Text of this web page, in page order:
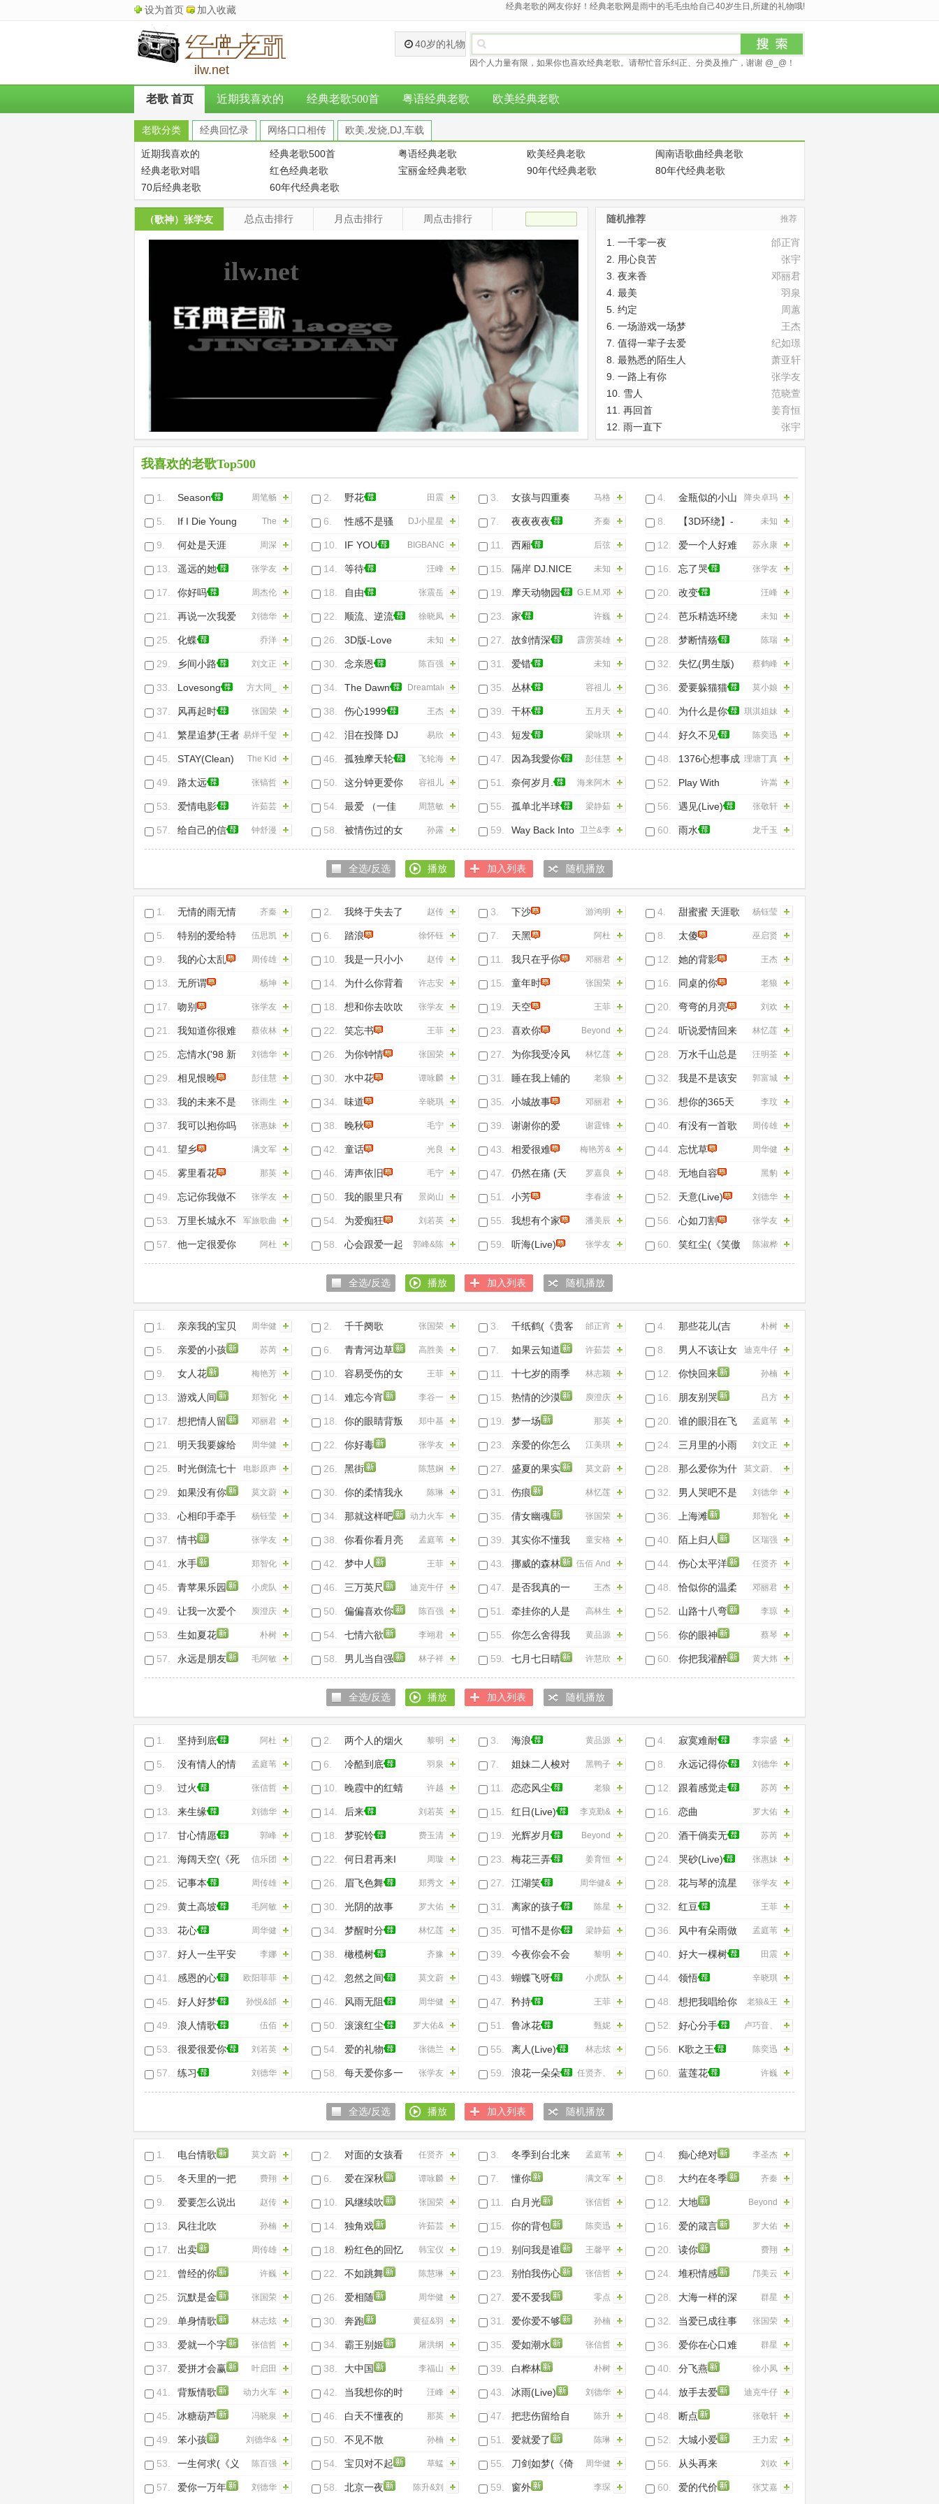
设为首页 加入收藏 经典老歌的网友你好！经典老歌网是雨中的毛毛虫给自己40岁生日,所建的礼物哦!
ilw.net
40岁的礼物
因个人力量有限，如果你也喜欢经典老歌。请帮忙音乐纠正、分类及推广，谢谢 @_@！
老歌 首页 近期我喜欢的 经典老歌500首 粤语经典老歌 欧美经典老歌
老歌分类 经典回忆录 网络口口相传 欧美,发烧,DJ,车载
近期我喜欢的 经典老歌500首 粤语经典老歌 欧美经典老歌
闽南语歌曲经典老歌
经典老歌对唱
红色经典老歌 宝丽金经典老歌 90年代经典老歌
80年代经典老歌
70后经典老歌
60年代经典老歌
（歌神）张学友 总点击排行 月点击排行 周点击排行
ilw.net
推荐
随机推荐
1. 一千零一夜
邰正宵
2.
用心良苦
张宇
3. 夜来香
邓丽君
4. 最美
羽泉
5. 约定
周蕙
6. 一场游戏一场梦
王杰
7. 值得一辈子去爱
纪如璟
8. 最熟悉的陌生人
萧亚轩
9. 一路上有你
张学友
10. 雪人
范晓萱
11.
再回首
姜育恒
12. 雨一直下
张宇
15. 最爱的人伤我最深 张雨生
我喜欢的老歌Top500
1. Season 周笔畅 2. 野花 田震 3. 女孩与四重奏 马格 4. 金瓶似的小山 降央卓玛
5. If I Die Young
The
Band
6.
性感不是骚
(劲爆版)
DJ小星星 7. 夜夜夜夜 齐秦 8.
【3D环绕】-
Gun Metal
未知
9.
何处是天涯
(纯音乐)
周深 10. IF YOU BIGBANG 11. 西厢 后弦 12. 爱一个人好难 苏永康
13. 遥远的她 张学友 14. 等待 汪峰 15.
隔岸 DJ.NICE
团队出品
未知 16. 忘了哭 张学友
17. 你好吗 周杰伦 18. 自由 张震岳 19. 摩天动物园
G.E.M.邓
紫棋
20. 改变 汪峰
21.
再说一次我爱
你
刘德华 22. 顺流、逆流 徐晓凤 23. 家 许巍 24.
芭乐精选环绕
音效嗨曲 (25)
未知
25. 化蝶 乔洋 26.
3D版-Love
Me Like You
未知 27. 故剑情深 霹雳英雄 28. 梦断情殇 陈瑞
29. 乡间小路 刘文正 30. 念亲恩 陈百强 31. 爱错 未知 32. 失忆(男生版) 蔡鹤峰
33. Lovesong
方大同_
张敬轩
34. The Dawn Dreamtale 35. 丛林 容祖儿 36. 爱要躲猫猫 莫小娘
37. 风再起时 张国荣 38. 伤心1999 王杰 39. 干杯 五月天 40. 为什么是你 琪淇姐妹
41.
繁星追梦(王者
荣耀梦想主题
易烊千玺 42.
泪在投降 DJ
版
易欣 43. 短发 梁咏琪 44. 好久不见 陈奕迅
45. STAY(Clean)
The Kid
LAROI&Justin
46. 孤独摩天轮 飞轮海 47. 因為我愛你 彭佳慧 48. 1376心想事成 理塘丁真
、ANU-
49. 路太远 张镐哲 50. 这分钟更爱你 容祖儿 51. 奈何岁月. 海来阿木 52.
Play With
Style
许嵩
53. 爱情电影 许茹芸 54.
最爱 （一佳
5.1音质
周慧敏 55. 孤单北半球 梁静茹 56. 遇见(Live) 张敬轩
57. 给自己的信 钟舒漫 58.
被情伤过的女
人.
孙露 59.
Way Back Into
Love
卫兰&李
治廷
60. 雨水 龙千玉
全选/反选 播放 加入列表 随机播放
1.
无情的雨无情
的你
齐秦 2.
我终于失去了
你
赵传 3. 下沙 游鸿明 4.
甜蜜蜜 天涯歌
女
杨钰莹
5.
特别的爱给特
别的你
伍思凯 6. 踏浪 徐怀钰 7. 天黑 阿杜 8. 太傻 巫启贤
9. 我的心太乱 周传雄 10.
我是一只小小
鸟(Live)
赵传 11. 我只在乎你 邓丽君 12. 她的背影 王杰
13. 无所谓 杨坤 14.
为什么你背着
我爱别人
许志安 15. 童年时 张国荣 16. 同桌的你 老狼
17. 吻别 张学友 18.
想和你去吹吹
风
张学友 19. 天空 王菲 20. 弯弯的月亮 刘欢
21.
我知道你很难
过
蔡依林 22. 笑忘书 王菲 23. 喜欢你 Beyond 24.
听说爱情回来
过
林忆莲
25.
忘情水('98 新
编重唱)
刘德华 26. 为你钟情 张国荣 27.
为你我受冷风
吹
林忆莲 28.
万水千山总是
情
汪明荃
29. 相见恨晚 彭佳慧 30. 水中花 谭咏麟 31.
睡在我上铺的
兄弟
老狼 32.
我是不是该安
静的走开
郭富城
33.
我的未来不是
梦
张雨生 34. 味道 辛晓琪 35. 小城故事 邓丽君 36. 想你的365天 李玟
37. 我可以抱你吗 张惠妹 38. 晚秋 毛宁 39.
谢谢你的爱
1999
谢霆锋 40.
有没有一首歌
会让你想起我
周传雄
41. 望乡 满文军 42. 童话 光良 43. 相爱很难
梅艳芳&
张学友
44. 忘忧草 周华健
45. 雾里看花 那英 46. 涛声依旧 毛宁 47.
仍然在痛 (天
地豪情前三十
罗嘉良 48. 无地自容 黑豹
49.
忘记你我做不
到
张学友 50.
我的眼里只有
你
景岗山 51. 小芳 李春波 52. 天意(Live) 刘德华
53.
万里长城永不
倒
军旅歌曲 54. 为爱痴狂 刘若英 55. 我想有个家 潘美辰 56. 心如刀割 张学友
57. 他一定很爱你 阿杜 58.
心会跟爱一起
走
郭峰&陈
洁仪
59. 听海(Live) 张学友 60.
笑红尘(《笑傲
江湖》电视剧
陈淑桦
全选/反选 播放 加入列表 随机播放
1. 亲亲我的宝贝 周华健 2.
千千阕歌
(Live)
张国荣 3.
千纸鹤(《贵客
临门》电视主
邰正宵 4.
那些花儿(吉
他)
朴树
5. 亲爱的小孩 苏芮 6. 青青河边草 高胜美 7. 如果云知道 许茹芸 8.
男人不该让女
人流泪(Live)
迪克牛仔
9. 女人花 梅艳芳 10.
容易受伤的女
人(国语版)
王菲 11. 十七岁的雨季 林志颖 12. 你快回来 孙楠
13. 游戏人间 郑智化 14. 难忘今宵 李谷一 15. 热情的沙漠 庾澄庆 16. 朋友别哭 吕方
17. 想把情人留 邓丽君 18.
你的眼睛背叛
了你的心
郑中基 19. 梦一场 那英 20. 谁的眼泪在飞 孟庭苇
21.
明天我要嫁给
你
周华健 22. 你好毒 张学友 23.
亲爱的你怎么
不在我身边
江美琪 24. 三月里的小雨 刘文正
25.
时光倒流七十
年-似曾相识
电影原声 26. 黑街 陈慧娴 27. 盛夏的果实 莫文蔚 28.
那么爱你为什
么
莫文蔚、
黄品源
29. 如果没有你 莫文蔚 30.
你的柔情我永
远不懂
陈琳 31. 伤痕 林忆莲 32.
男人哭吧不是
罪
刘德华
33. 心相印手牵手 杨钰莹 34. 那就这样吧 动力火车 35. 倩女幽魂 张国荣 36. 上海滩 郑智化
37. 情书 张学友 38.
你看你看月亮
的脸
孟庭苇 39.
其实你不懂我
的心
童安格 40. 陌上归人 区瑞强
41. 水手 郑智化 42. 梦中人 王菲 43. 挪威的森林
伍佰 And
China
44. 伤心太平洋 任贤齐
45. 青苹果乐园 小虎队 46. 三万英尺 迪克牛仔 47.
是否我真的一
无所有(国语)
王杰 48. 恰似你的温柔 邓丽君
49.
让我一次爱个
够
庾澄庆 50. 偏偏喜欢你 陈百强 51.
牵挂你的人是
我
高林生 52. 山路十八弯 李琼
53. 生如夏花 朴树 54. 七情六欲 李翊君 55.
你怎么舍得我
难过
黄品源 56. 你的眼神 蔡琴
57. 永远是朋友 毛阿敏 58. 男儿当自强 林子祥 59. 七月七日晴 许慧欣 60. 你把我灌醉 黄大炜
全选/反选 播放 加入列表 随机播放
1. 坚持到底 阿杜 2. 两个人的烟火 黎明 3. 海浪 黄品源 4. 寂寞难耐 李宗盛
5.
没有情人的情
人节
孟庭苇 6. 冷酷到底 羽泉 7.
姐妹二人梭对
梭
黑鸭子 8. 永远记得你 刘德华
9. 过火 张信哲 10.
晚霞中的红蜻
蜓
许越 11. 恋恋风尘 老狼 12. 跟着感觉走 苏芮
13. 来生缘 刘德华 14. 后来 刘若英 15. 红日(Live)
李克勤&
谭咏麟
16.
恋曲
1990(Live)
罗大佑
17. 甘心情愿 郭峰 18. 梦驼铃 费玉清 19. 光辉岁月 Beyond 20. 酒干倘卖无 苏芮
21.
海阔天空(《死
了都要爱-信乐
信乐团 22. 何日君再来I 周璇 23. 梅花三弄 姜育恒 24. 哭砂(Live) 张惠妹
25. 记事本 周传雄 26. 眉飞色舞 郑秀文 27. 江湖笑
周华健&
张纪中&
虫
28. 花与琴的流星 张学友
29. 黄土高坡 毛阿敏 30.
光阴的故事
(Live)
罗大佑 31. 离家的孩子 陈星 32. 红豆 王菲
33. 花心 周华健 34. 梦醒时分 林忆莲 35. 可惜不是你 梁静茹 36.
风中有朵雨做
的云
孟庭苇
37. 好人一生平安 李娜 38. 橄榄树 齐豫 39.
今夜你会不会
来(国语版)
黎明 40. 好大一棵树 田震
41. 感恩的心 欧阳菲菲 42. 忽然之间 莫文蔚 43. 蝴蝶飞呀 小虎队 44. 领悟 辛晓琪
45. 好人好梦
孙悦&邰
正宵
46. 风雨无阻 周华健 47. 矜持 王菲 48.
想把我唱给你
听
老狼&王
49. 浪人情歌 伍佰 50. 滚滚红尘
罗大佑&
陈淑桦
51. 鲁冰花 甄妮 52. 好心分手
卢巧音、
王力宏
53. 很爱很爱你 刘若英 54. 爱的礼物 张德兰 55. 离人(Live) 林志炫 56. K歌之王 陈奕迅
57. 练习 刘德华 58.
每天爱你多一
些(Live)
张学友 59. 浪花一朵朵
任贤齐、
光良、阿
牛
60. 蓝莲花 许巍
全选/反选 播放 加入列表 随机播放
1. 电台情歌 莫文蔚 2.
对面的女孩看
过来
任贤齐 3.
冬季到台北来
看雨
孟庭苇 4. 痴心绝对 李圣杰
5.
冬天里的一把
火
费翔 6. 爱在深秋 谭咏麟 7. 懂你 满文军 8. 大约在冬季 齐秦
9.
爱要怎么说出
口
赵传 10. 风继续吹 张国荣 11. 白月光 张信哲 12. 大地 Beyond
13.
风往北吹
(Live)
孙楠 14. 独角戏 许茹芸 15. 你的背包 陈奕迅 16. 爱的箴言 罗大佑
17. 出卖 周传雄 18. 粉红色的回忆 韩宝仪 19. 别问我是谁 王馨平 20. 读你 费翔
21. 曾经的你 许巍 22. 不如跳舞 陈慧琳 23. 别怕我伤心 张信哲 24. 堆积情感 邝美云
25. 沉默是金 张国荣 26. 爱相随 周华健 27. 爱不爱我 零点 28.
大海一样的深
情
群星
29. 单身情歌 林志炫 30. 奔跑
黄征&羽
泉
31. 爱你爱不够 孙楠 32. 当爱已成往事 张国荣
33. 爱就一个字 张信哲 34. 霸王别姬 屠洪纲 35. 爱如潮水 张信哲 36.
爱你在心口难
开
群星
37. 爱拼才会赢 叶启田 38. 大中国 李福山 39. 白桦林 朴树 40. 分飞燕 徐小凤
41. 背叛情歌 动力火车 42.
当我想你的时
候
汪峰 43. 冰雨(Live) 刘德华 44. 放手去爱 迪克牛仔
45. 冰糖葫芦 冯晓泉 46.
白天不懂夜的
黑(Live)
那英 47.
把悲伤留给自
己
陈升 48. 断点 张敬轩
49. 笨小孩
刘德华&
柯受良&
50.
不见不散
(Live)
孙楠 51. 爱就爱了 陈琳 52. 大城小爱 王力宏
53.
一生何求(《义
不容情》电视
陈百强 54. 宝贝对不起 草蜢 55.
刀剑如梦(《倚
天屠龙记》电
周华健 56.
从头再来
(Live)
刘欢
57. 爱你一万年 刘德华 58. 北京一夜
陈升&刘
59. 窗外 李琛 60. 爱的代价 张艾嘉